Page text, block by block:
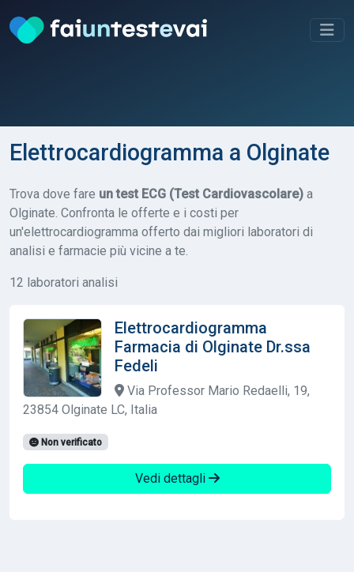
Elettrocardiogramma a Olginate
Trova dove fare un test ECG (Test Cardiovascolare) a
Olginate. Confronta le offerte e i costi per
un'elettrocardiogramma offerto dai migliori laboratori di
analisi e farmacie più vicine a te.
12 laboratori analisi
Elettrocardiogramma
Farmacia di Olginate Dr.ssa
Fedeli
Via Professor Mario Redaelli, 19,
23854 Olginate LC, Italia
Non verificato
Vedi dettagli